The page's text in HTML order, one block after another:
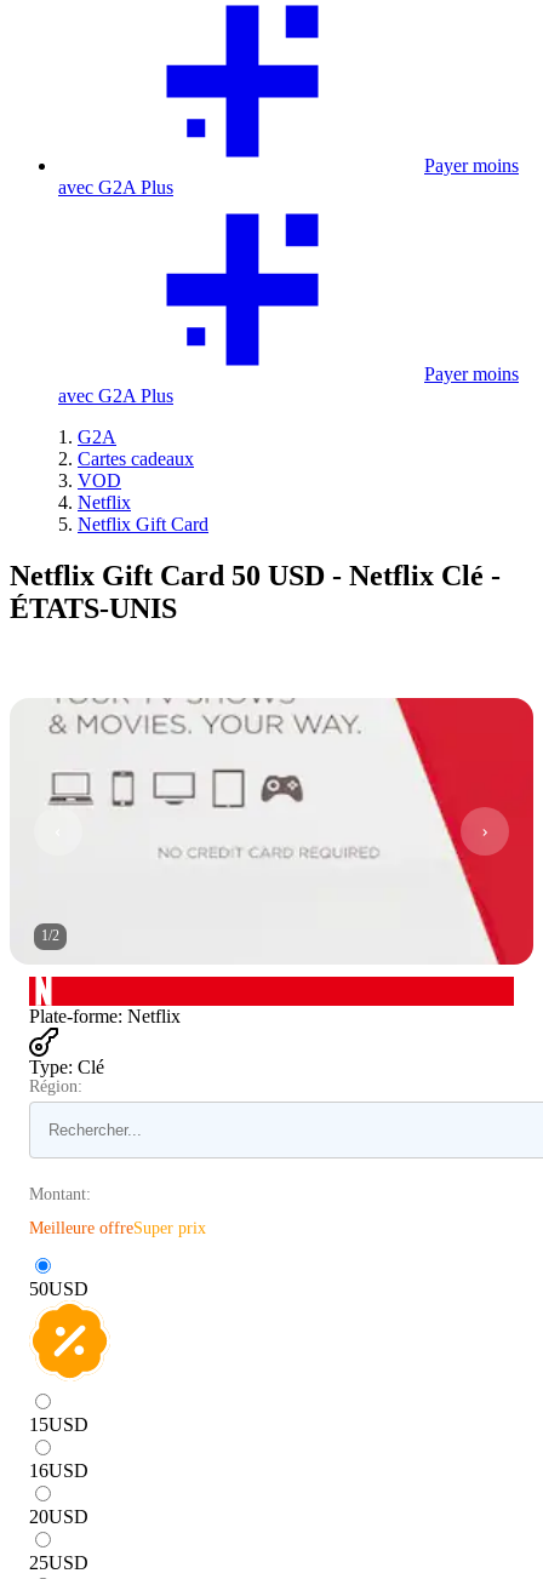
Payer moins
avec G2A Plus
Payer moins
avec G2A Plus
G2A
Cartes cadeaux
VOD
Netflix
Netflix Gift Card
Netflix Gift Card 50 USD - Netflix Clé -
ÉTATS-UNIS
1/2
Plate-forme: Netflix
Type: Clé
Région:
Montant:
Meilleure offreSuper prix
50USD
15USD
16USD
20USD
25USD